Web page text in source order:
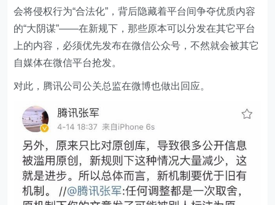
会将侵权行为“合法化”，背后隐藏着平台间争夺优质内容
的“大阴谋”——在新规下，那些原本可以分发在其它平台
上的内容，必须优先发布在微信公众号，不然就会被其它
自媒体在微信平台抢发。
对此，腾讯公司公关总监在微博也做出回应。